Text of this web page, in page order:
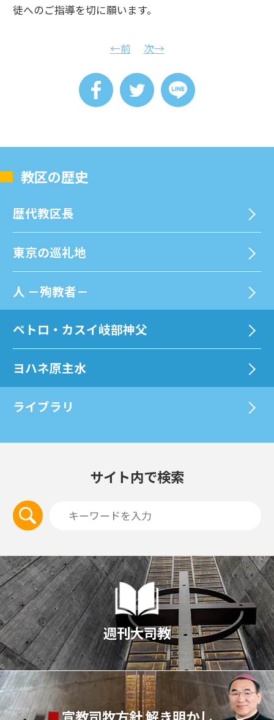
徒へのご指導を切に願います。
←前 次→
教区の歴史
歴代教区⻑
東京の巡礼地
⼈ －殉教者－
ペトロ・カスイ岐部神父
ヨハネ原主水
ライブラリ
サイト内で検索
週刊大司教